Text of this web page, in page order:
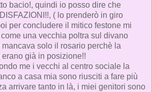
bacio!, quindi io posso dire che
( lo prenderò in giro
per concludere il mitico festone mi
una vecchia poltra sul divano
solo il rosario perchè la
già in posizione!!
me i vecchi al centro sociale la
a casa mia sono riusciti a fare più
arrivare tanto in là, i miei genitori sono